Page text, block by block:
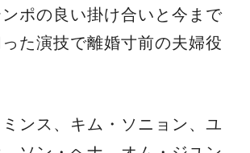
ポの良い掛け合いと今まで
た演技で離婚寸前の夫婦役
ンス、キム・ソニョン、ユ